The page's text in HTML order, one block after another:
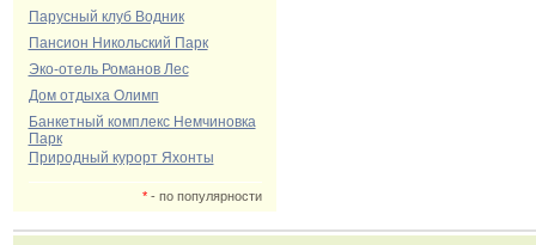
Парусный клуб Водник
Пансион Никольский Парк
Эко-отель Романов Лес
Дом отдыха Олимп
Банкетный комплекс Немчиновка
Парк
Природный курорт Яхонты
*- по популярности